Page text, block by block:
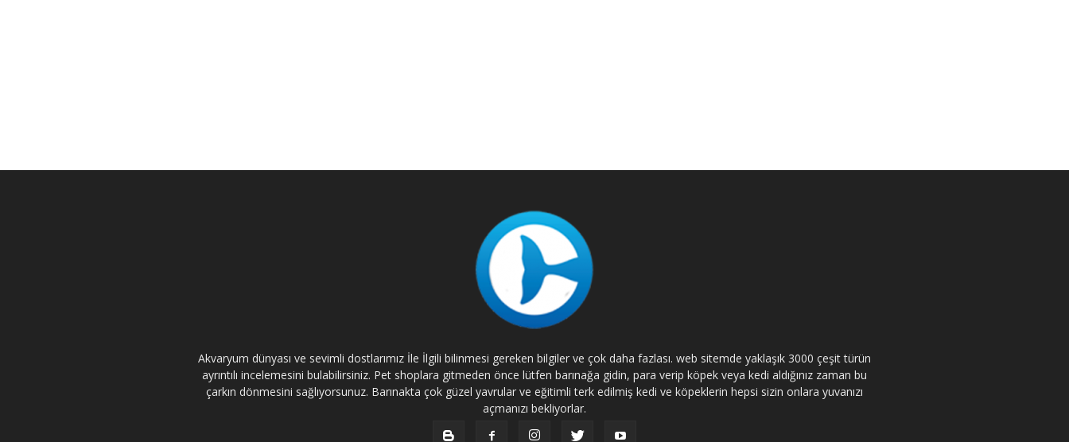
Akvaryum dünyası ve sevimli dostlarımız İle İlgili bilinmesi gereken bilgiler ve çok daha fazlası. web sitemde yaklaşık 3000 çeşit türün
ayrıntılı incelemesini bulabilirsiniz. Pet shoplara gitmeden önce lütfen barınağa gidin, para verip köpek veya kedi aldığınız zaman bu
çarkın dönmesini sağlıyorsunuz. Barınakta çok güzel yavrular ve eğitimli terk edilmiş kedi ve köpeklerin hepsi sizin onlara yuvanızı
açmanızı bekliyorlar.